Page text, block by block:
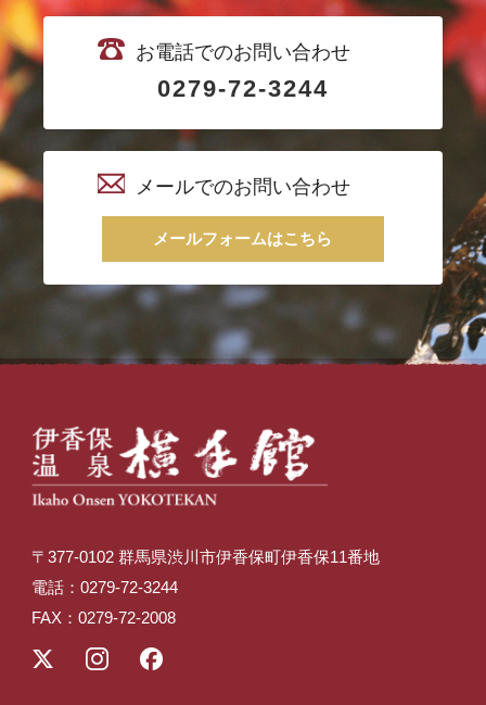
お電話でのお問い合わせ
0279-72-3244
メールでのお問い合わせ
メールフォームはこちら
〒377-0102 群馬県渋川市伊香保町伊香保11番地
電話：0279-72-3244
FAX：0279-72-2008